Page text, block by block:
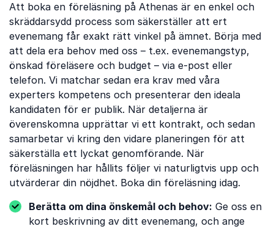
Att boka en föreläsning på Athenas är en enkel och
skräddarsydd process som säkerställer att ert
evenemang får exakt rätt vinkel på ämnet. Börja med
att dela era behov med oss ​​– t.ex. evenemangstyp,
önskad föreläsere och budget – via e-post eller
telefon. Vi matchar sedan era krav med våra
experters kompetens och presenterar den ideala
kandidaten för er publik. När detaljerna är
överenskomna upprättar vi ett kontrakt, och sedan
samarbetar vi kring den vidare planeringen för att
säkerställa ett lyckat genomförande. När
föreläsningen har hållits följer vi naturligtvis upp och
utvärderar din nöjdhet. Boka din föreläsning idag.
Berätta om dina önskemål och behov: Ge oss en
kort beskrivning av ditt evenemang, och ange